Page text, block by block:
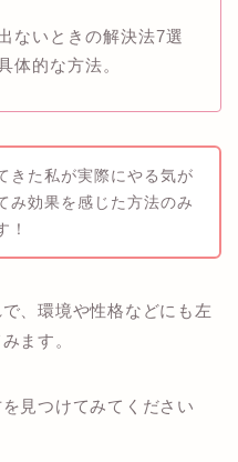
ないときの解決法7選
体的な方法。
きた私が実際にやる気が
み効果を感じた方法のみ
！
、環境や性格などにも左
ます。
見つけてみてください